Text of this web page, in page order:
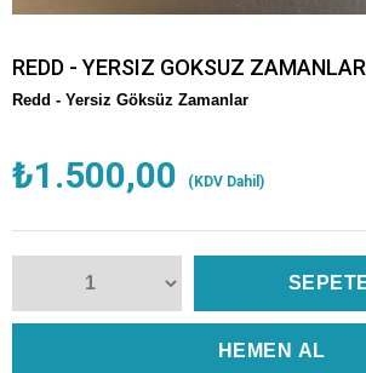
REDD - YERSIZ GOKSUZ ZAMANLAR
Redd - Yersiz Göksüz Zamanlar
₺1.500,00 (KDV Dahil)